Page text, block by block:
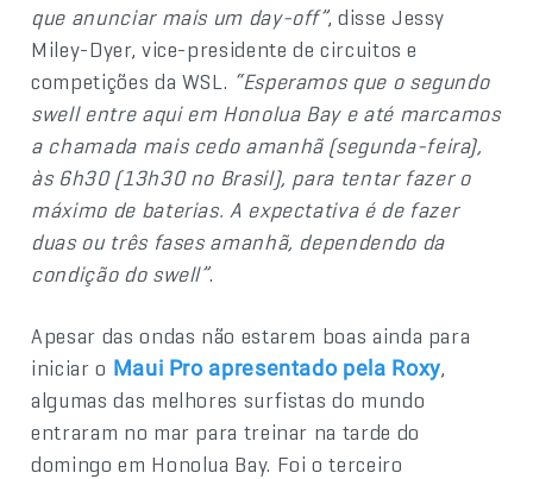
que anunciar mais um day-off”, disse Jessy
Miley-Dyer, vice-presidente de circuitos e
competições da WSL. “Esperamos que o segundo
swell entre aqui em Honolua Bay e até marcamos
a chamada mais cedo amanhã (segunda-feira),
às 6h30 (13h30 no Brasil), para tentar fazer o
máximo de baterias. A expectativa é de fazer
duas ou três fases amanhã, dependendo da
condição do swell”.
Apesar das ondas não estarem boas ainda para
iniciar o Maui Pro apresentado pela Roxy,
algumas das melhores surfistas do mundo
entraram no mar para treinar na tarde do
domingo em Honolua Bay. Foi o terceiro